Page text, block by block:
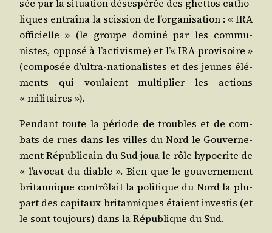
sée par la situa­tion déses­pé­rée des ghet­tos catho­
liques entraî­na la scis­sion de l’or­ga­ni­sa­tion : « IRA
offi­cielle » (le groupe domi­né par les com­mu­
nistes, oppo­sé à l’ac­ti­visme) et l’« IRA pro­vi­soire »
(com­po­sée d’ul­tra-natio­na­listes et des jeunes élé­
ments qui vou­laient mul­ti­plier les actions
« militaires »).
Pen­dant toute la période de troubles et de com­
bats de rues dans les villes du Nord le Gou­ver­ne­
ment Répu­bli­cain du Sud joua le rôle hypo­crite de
« l’a­vo­cat du diable ». Bien que le gou­ver­ne­ment
bri­tan­nique contrô­lait la poli­tique du Nord la plu­
part des capi­taux bri­tan­niques étaient inves­tis (et
le sont tou­jours) dans la Répu­blique du Sud.